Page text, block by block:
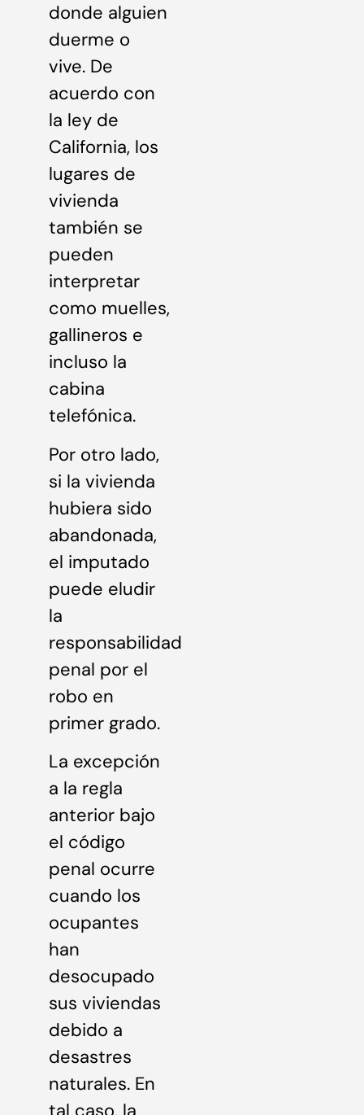
donde alguien
duerme o
vive. De
acuerdo con
la ley de
California, los
lugares de
vivienda
también se
pueden
interpretar
como muelles,
gallineros e
incluso la
cabina
telefónica.
Por otro lado,
si la vivienda
hubiera sido
abandonada,
el imputado
puede eludir
la
responsabilidad
penal por el
robo en
primer grado.
La excepción
a la regla
anterior bajo
el código
penal ocurre
cuando los
ocupantes
han
desocupado
sus viviendas
debido a
desastres
naturales. En